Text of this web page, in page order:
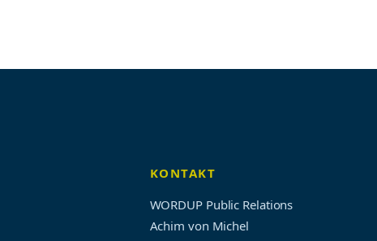
KONTAKT
WORDUP Public Relations
Achim von Michel